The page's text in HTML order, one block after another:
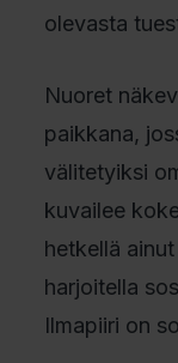
olevasta
Nuoret
paikkana,
välitetyiksi
kuvailee
hetkellä
harjoitella
Ilmapiiri on